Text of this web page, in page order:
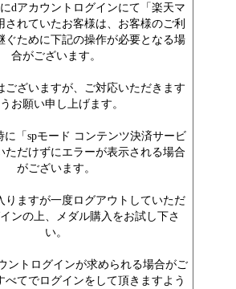
dアカウントログインにて「楽天マ
されていたお客様は、お客様のご利
ぐために下記の操作が必要となる場
合がございます。
ございますが、ご対応いただきます
お願い申し上げます。
に「spモード コンテンツ決済サービ
ただけずにエラーが表示される場合
がございます。
りますが一度ログアウトしていただ
ンの上、メダル購入をお試し下さ
い。
ントログインが求められる場合がご
べてでログインをして頂きますよう